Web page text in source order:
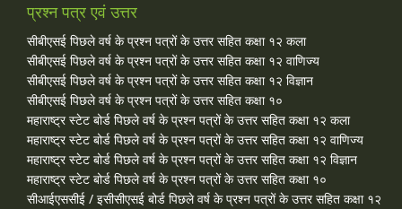
प्रश्न पत्र एवं उत्तर
सीबीएसई पिछले वर्ष के प्रश्न पत्रों के उत्तर सहित कक्षा १२ कला
सीबीएसई पिछले वर्ष के प्रश्न पत्रों के उत्तर सहित कक्षा १२ वाणिज्य
सीबीएसई पिछले वर्ष के प्रश्न पत्रों के उत्तर सहित कक्षा १२ विज्ञान
सीबीएसई पिछले वर्ष के प्रश्न पत्रों के उत्तर सहित कक्षा १०
महाराष्ट्र स्टेट बोर्ड पिछले वर्ष के प्रश्न पत्रों के उत्तर सहित कक्षा १२ कला
महाराष्ट्र स्टेट बोर्ड पिछले वर्ष के प्रश्न पत्रों के उत्तर सहित कक्षा १२ वाणिज्य
महाराष्ट्र स्टेट बोर्ड पिछले वर्ष के प्रश्न पत्रों के उत्तर सहित कक्षा १२ विज्ञान
महाराष्ट्र स्टेट बोर्ड पिछले वर्ष के प्रश्न पत्रों के उत्तर सहित कक्षा १०
सीआईएससीई / इसीसीएसई बोर्ड पिछले वर्ष के प्रश्न पत्रों के उत्तर सहित कक्षा १२